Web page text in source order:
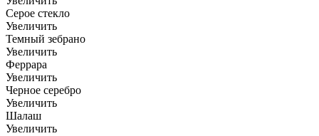
Серое стекло
Увеличить
Темный зебрано
Увеличить
Феррара
Увеличить
Черное серебро
Увеличить
Шалаш
Увеличить